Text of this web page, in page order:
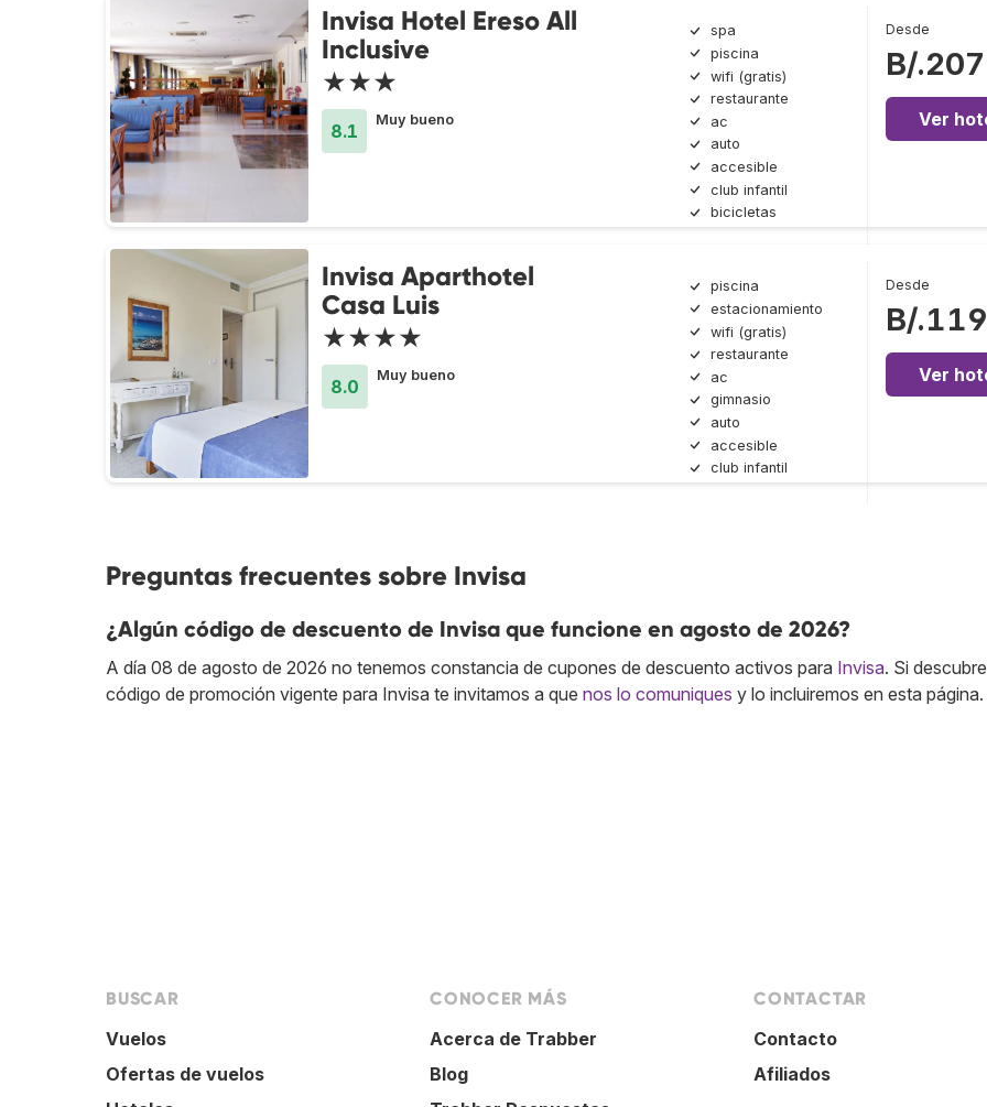
Invisa Hotel Ereso All
Inclusive
★★★
8.1
Muy bueno
spa
piscina
wifi (gratis)
restaurante
ac
auto
accesible
club infantil
bicicletas
Desde
B/.207
Ver
Invisa Aparthotel
Casa Luis
★★★★
8.0
Muy bueno
piscina
estacionamiento
wifi (gratis)
restaurante
ac
gimnasio
auto
accesible
club infantil
Desde
B/.119
Ver
Preguntas frecuentes sobre Invisa
¿Algún código de descuento de Invisa que funcione en agosto de 2026?
A día 08 de agosto de 2026 no tenemos constancia de cupones de descuento activos para Invisa. Si
código de promoción vigente para Invisa te invitamos a que nos lo comuniques y lo incluiremos en esta página.
BUSCAR
Vuelos
Ofertas de vuelos
CONOCER MÁS
Acerca de Trabber
Blog
CONTACTAR
Contacto
Afiliados